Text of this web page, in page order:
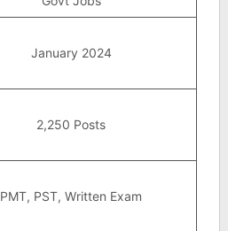
January 2024
2,250 Posts
PMT, PST, Written Exam